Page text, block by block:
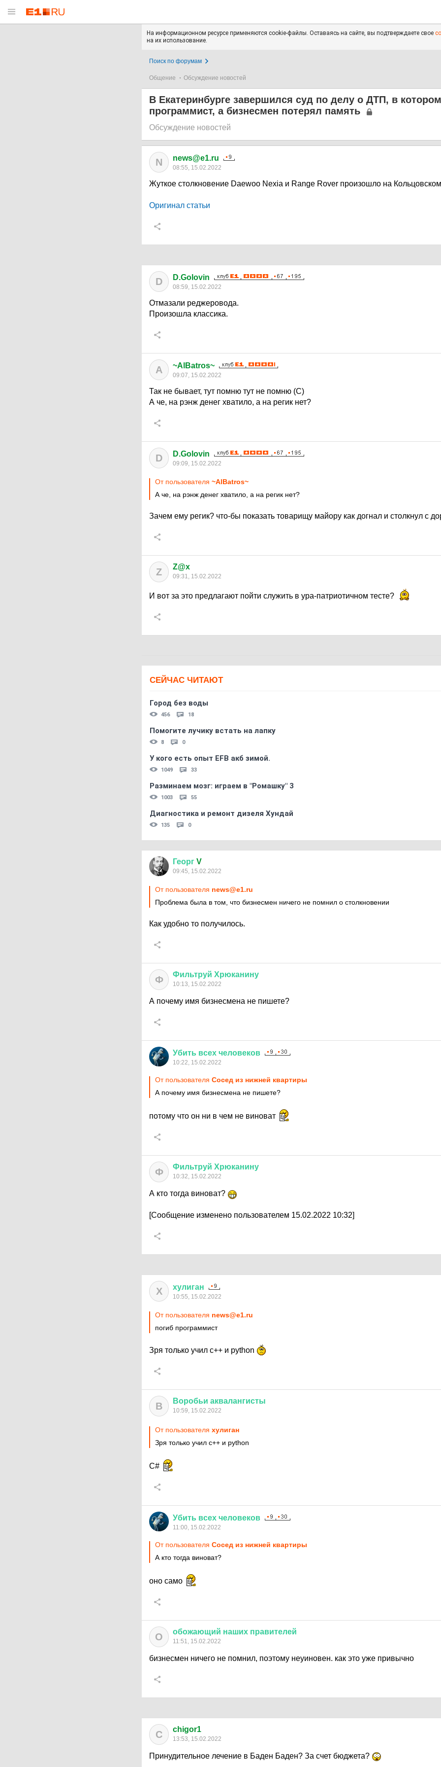
На информационном ресурсе применяются cookie-файлы. Оставаясь на сайте, вы подтверждаете свое
на их использование.
Поиск по форумам
Общение Обсуждение новостей
В Екатеринбурге завершился суд по делу о ДТП, в
программист, а бизнесмен потерял память
Обсуждение новостей
N news@e1.ru
08:55, 15.02.2022
Жуткое столкновение Daewoo Nexia и Range Rover произошло на Кольцовском
Оригинал статьи
D D.Golovin
08:59, 15.02.2022
Отмазали реджеровода.
Произошла классика.
A ~AlBatros~
09:07, 15.02.2022
Так не бывает, тут помню тут не помню (С)
А че, на рэнж денег хватило, а на регик нет?
D D.Golovin
09:09, 15.02.2022
От пользователя ~AlBatros~
А че, на рэнж денег хватило, а на регик нет?
Зачем ему регик? что-бы показать товарищу майору как догнал и столкнул с
Z Z@x
09:31, 15.02.2022
И вот за это предлагают пойти служить в ура-патриотичном тесте?
СЕЙЧАС ЧИТАЮТ
Город без воды
456 18
Помогите лучику встать на лапку
8 0
У кого есть опыт EFB акб зимой.
1049 33
Разминаем мозг: играем в "Ромашку" 3
1003 55
Диагностика и ремонт дизеля Хундай
135 0
Георг V
09:45, 15.02.2022
От пользователя news@e1.ru
Проблема была в том, что бизнесмен ничего не помнил о столкновении
Как удобно то получилось.
Ф Фильтруй Хрюканину
10:13, 15.02.2022
А почему имя бизнесмена не пишете?
Убить всех человеков
10:22, 15.02.2022
От пользователя Сосед из нижней квартиры
А почему имя бизнесмена не пишете?
потому что он ни в чем не виноват
Ф Фильтруй Хрюканину
10:32, 15.02.2022
А кто тогда виноват?
[Сообщение изменено пользователем 15.02.2022 10:32]
Х хулиган
10:55, 15.02.2022
От пользователя news@e1.ru
погиб программист
Зря только учил c++ и python
В Воробьи аквалангисты
10:59, 15.02.2022
От пользователя хулиган
Зря только учил c++ и python
С#
Убить всех человеков
11:00, 15.02.2022
От пользователя Сосед из нижней квартиры
А кто тогда виноват?
оно само
О обожающий наших правителей
11:51, 15.02.2022
бизнесмен ничего не помнил, поэтому неуиновен. как это уже привычно
C chigor1
13:53, 15.02.2022
Принудительное лечение в Баден Баден? За счет бюджета?